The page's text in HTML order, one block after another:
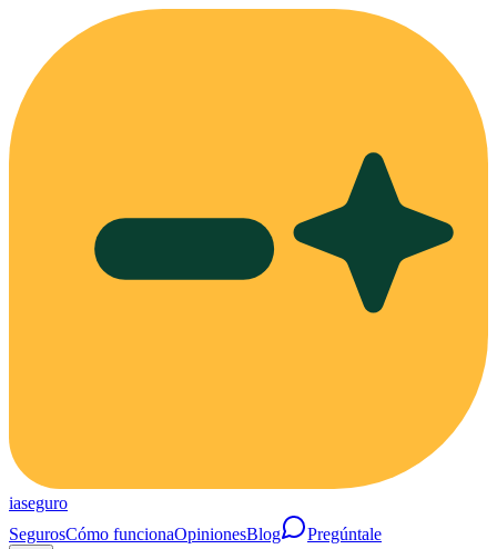
iaseguro
SegurosCómo funcionaOpinionesBlog Pregúntale